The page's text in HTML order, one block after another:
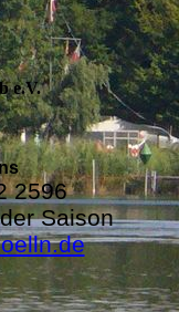
e.V.
2596
Saison